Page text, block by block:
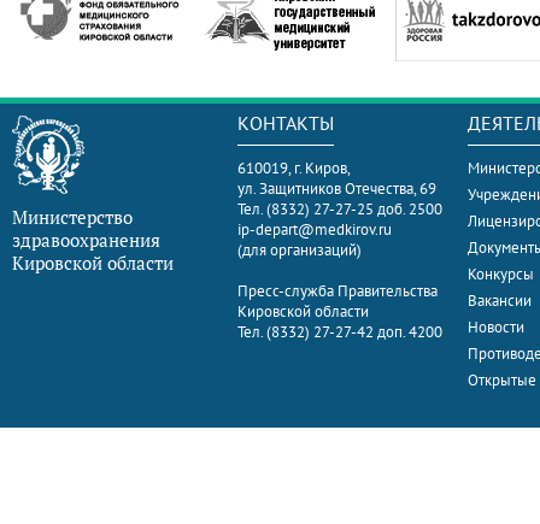
Министерство
здравоохранения
Кировской области
КОНТАКТЫ
610019, г. Киров,
ул. Защитников Отечества, 69
Тел. (8332) 27-27-25 доб. 2500
ip-depart@medkirov.ru
(для организаций)
Пресс-служба Правительства
Кировской области
Тел. (8332) 27-27-42 доп. 4200
Конкурсы
Вакансии
Новости